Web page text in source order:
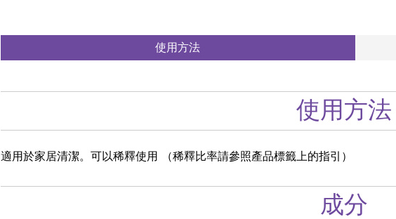
使用方法
使用方法
適用於家居清潔。可以稀釋使用 （稀釋比率請參照產品標籤上的指引）
成分